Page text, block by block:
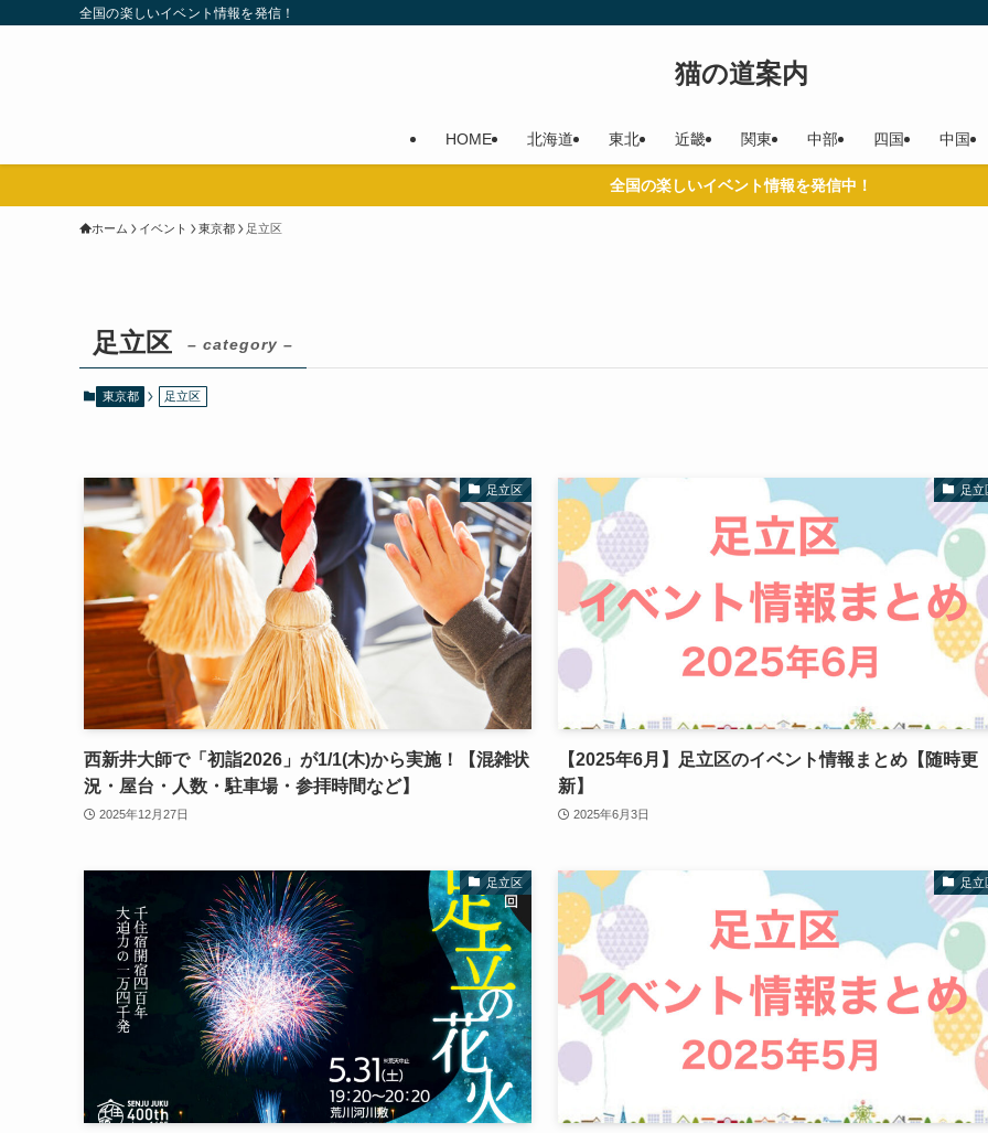
全国の楽しいイベント情報を発信！
猫の道案内
HOME 北海道 東北 近畿 関東 中部 四国 中国
全国の楽しいイベント情報を発信中！
ホーム イベント 東京都 足立区
足立区 – category –
東京都 足立区
足立区
西新井大師で「初詣2026」が1/1(木)から実施！【混雑状
況・屋台・人数・駐車場・参拝時間など】
2025年12月27日
足立
【2025年6月】足立区のイベント情報まとめ【随時更
新】
2025年6月3日
足立区 足立